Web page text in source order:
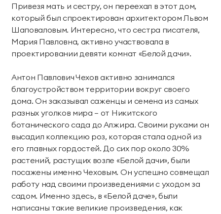
Привезя мать и сестру, он переехал в этот дом,
который был спроектирован архитектором Львом
Шаповаловым. Интересно, что сестра писателя,
Мария Павловна, активно участвовала в
проектировании девяти комнат «Белой дачи».
Антон Павлович Чехов активно занимался
благоустройством территории вокруг своего
дома. Он заказывал саженцы и семена из самых
разных уголков мира — от Никитского
ботанического сада до Алжира. Своими руками он
высадил коллекцию роз, которая стала одной из
его главных гордостей. До сих пор около 30%
растений, растущих возле «Белой дачи», были
посажены именно Чеховым. Он успешно совмещал
работу над своими произведениями с уходом за
садом. Именно здесь, в «Белой даче», были
написаны такие великие произведения, как
Тренажерный зал Игровой зал
Фитнес студия Бассейны
Морские развлечения
Яхты Пляж
Дайвинг Морские развлечения
Парусный клуб Яхт-клуб «Мрия»
Маяк Мечты
Экскурсии